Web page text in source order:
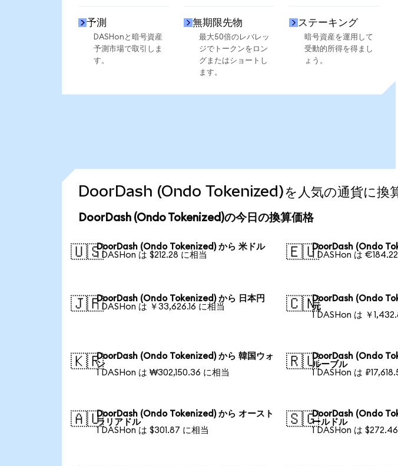
予測
DASHonと暗号資産
予測市場で取引しま
す。
無期限先物
最大50倍のレバレッ
ジでトークンをロン
グまたはショートし
ます。
ステーキング
暗号資産を運用して
受動的所得を得まし
ょう。
DoorDash (Ondo Tokenized)を人気の通貨に換
DoorDash (Ondo Tokenized)の今日の換算価格
🇺🇸DoorDash (Ondo Tokenized) から 米ドル
1 DASHon は $212.28 に相当
🇪🇺DoorDash (Ondo
1 DASHon は
🇯🇵DoorDash (Ondo Tokenized) から 日本円
1 DASHon は ￥33,626.16 に相当
🇨🇳DoorDash (Ondo
元
1 DASHon は ￥
🇰🇷DoorDash (Ondo Tokenized) から 韓国ウォ
ン
1 DASHon は ₩302,150.36 に相当
🇷🇺DoorDash (Ondo
ルーブル
1 DASHon は
🇦🇺DoorDash (Ondo Tokenized) から オースト
ラリアドル
1 DASHon は $301.87 に相当
🇸🇬DoorDash (Ondo
ールドル
1 DASHon は